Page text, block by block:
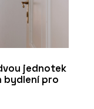
jednotek
bydlení pro